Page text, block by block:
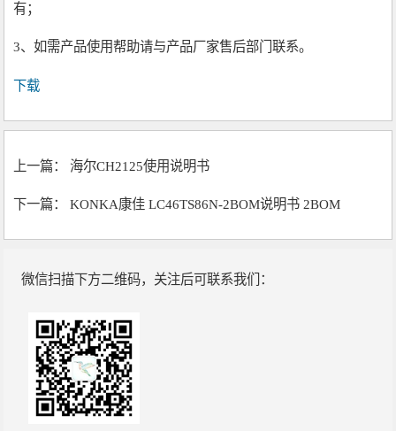
有；
3、如需产品使用帮助请与产品厂家售后部门联系。
下载
上一篇： 海尔CH2125使用说明书
下一篇：KONKA康佳 LC46TS86N-2BOM说明书 2BOM
微信扫描下方二维码，关注后可联系我们：